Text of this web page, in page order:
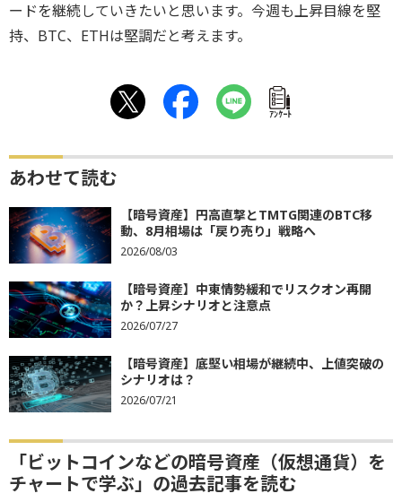
ードを継続していきたいと思います。今週も上昇目線を堅
持、BTC、ETHは堅調だと考えます。
ｱﾝｹｰﾄ
あわせて読む
【暗号資産】円高直撃とTMTG関連のBTC移
動、8月相場は「戻り売り」戦略へ
2026/08/03
【暗号資産】中東情勢緩和でリスクオン再開
か？上昇シナリオと注意点
2026/07/27
【暗号資産】底堅い相場が継続中、上値突破の
シナリオは？
2026/07/21
「ビットコインなどの暗号資産（仮想通貨）を
チャートで学ぶ」の過去記事を読む